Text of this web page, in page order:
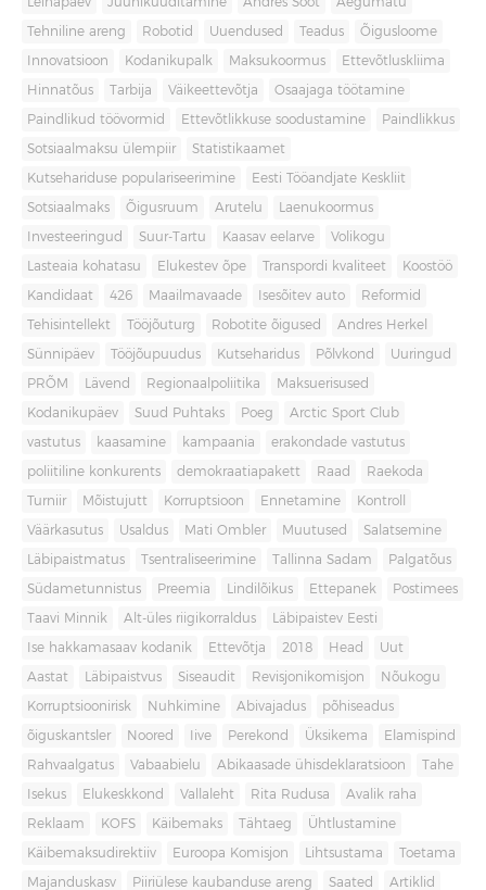
Tehniline areng Robotid Uuendused Teadus Õigusloome
Innovatsioon Kodanikupalk Maksukoormus Ettevõtluskliima
Hinnatõus Tarbija Väikeettevõtja Osaajaga töötamine
Paindlikud töövormid Ettevõtlikkuse soodustamine Paindlikkus
Sotsiaalmaksu ülempiir Statistikaamet
Kutsehariduse populariseerimine Eesti Tööandjate Keskliit
Sotsiaalmaks Õigusruum Arutelu Laenukoormus
Investeeringud Suur-Tartu Kaasav eelarve Volikogu
Lasteaia kohatasu Elukestev õpe Transpordi kvaliteet Koostöö
Kandidaat 426 Maailmavaade Isesõitev auto Reformid
Tehisintellekt Tööjõuturg Robotite õigused Andres Herkel
Sünnipäev Tööjõupuudus Kutseharidus Põlvkond Uuringud
PRÕM Lävend Regionaalpoliitika Maksuerisused
Kodanikupäev Suud Puhtaks Poeg Arctic Sport Club
vastutus kaasamine kampaania erakondade vastutus
poliitiline konkurents demokraatiapakett Raad Raekoda
Turniir Mõistujutt Korruptsioon Ennetamine Kontroll
Väärkasutus Usaldus Mati Ombler Muutused Salatsemine
Läbipaistmatus Tsentraliseerimine Tallinna Sadam Palgatõus
Südametunnistus Preemia Lindilõikus Ettepanek Postimees
Taavi Minnik Alt-üles riigikorraldus Läbipaistev Eesti
Ise hakkamasaav kodanik Ettevõtja 2018 Head Uut
Aastat Läbipaistvus Siseaudit Revisjonikomisjon Nõukogu
Korruptsioonirisk Nuhkimine Abivajadus põhiseadus
õiguskantsler Noored Iive Perekond Üksikema Elamispind
Rahvaalgatus Vabaabielu Abikaasade ühisdeklaratsioon Tahe
Isekus Elukeskkond Vallaleht Rita Rudusa Avalik raha
Reklaam KOFS Käibemaks Tähtaeg Ühtlustamine
Käibemaksudirektiiv Euroopa Komisjon Lihtsustama Toetama
Majanduskasv Piiriülese kaubanduse areng Saated Artiklid